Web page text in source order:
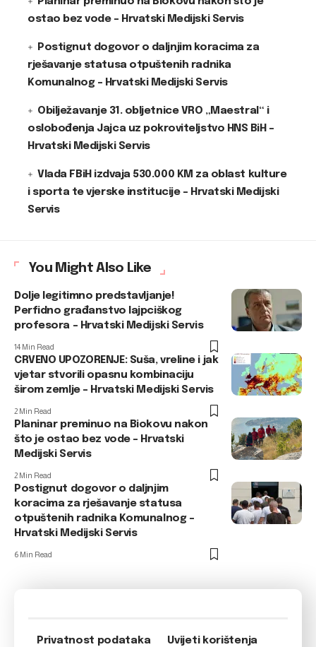
ostao bez vode – Hrvatski Medijski Servis
Postignut dogovor o daljnjim koracima za
rješavanje statusa otpuštenih radnika
Komunalnog – Hrvatski Medijski Servis
Obilježavanje 31. obljetnice VRO „Maestral“ i
oslobođenja Jajca uz pokroviteljstvo HNS BiH –
Hrvatski Medijski Servis
Vlada FBiH izdvaja 530.000 KM za oblast kulture
i sporta te vjerske institucije – Hrvatski Medijski
Servis
You Might Also Like
Dolje legitimno predstavljanje!
Perfidno građanstvo lajpciškog
profesora – Hrvatski Medijski Servis
14 Min Read
CRVENO UPOZORENJE: Suša, vreline i jak
vjetar stvorili opasnu kombinaciju
širom zemlje – Hrvatski Medijski Servis
2 Min Read
Planinar preminuo na Biokovu nakon
što je ostao bez vode – Hrvatski
Medijski Servis
2 Min Read
Postignut dogovor o daljnjim
koracima za rješavanje statusa
otpuštenih radnika Komunalnog –
Hrvatski Medijski Servis
6 Min Read
Privatnost podataka Uvijeti korištenja